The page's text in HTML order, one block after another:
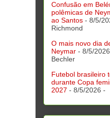
Confusão em
polêmicas de
ao Santos - 8/5/
Richmond
O mais novo dia
Neymar - 8/5/2026
Bechler
Futebol brasileiro
durante Copa
2027 - 8/5/2026 -